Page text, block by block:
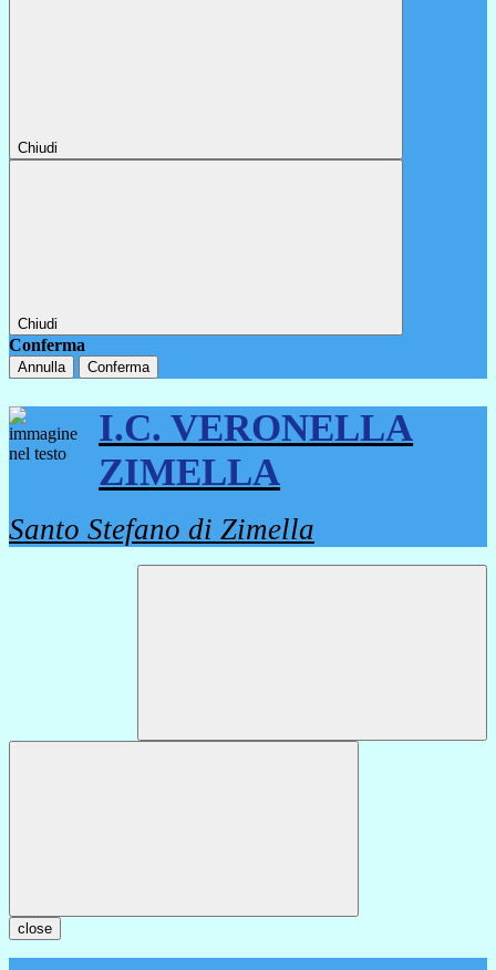
Chiudi
Chiudi
Conferma
Annulla Conferma
I.C. VERONELLA
ZIMELLA
Santo Stefano di Zimella
close